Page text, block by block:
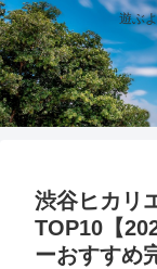
遊ぶ
渋谷ヒカリ
TOP10【
ーおすすめ